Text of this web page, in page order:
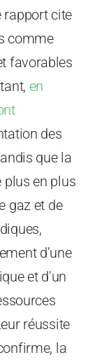
rapport cite
comme
favorables
en
des
que la
plus en plus
gaz et de
d’une
et d’un
réussite
la